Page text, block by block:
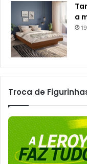
a
Troca de